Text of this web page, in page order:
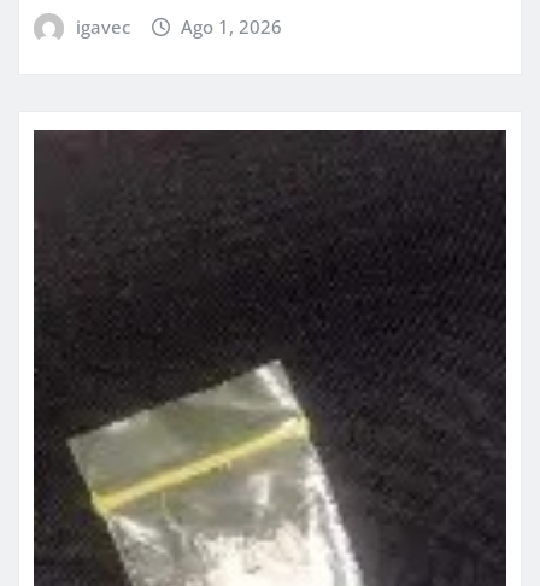
igavec Ago 1, 2026